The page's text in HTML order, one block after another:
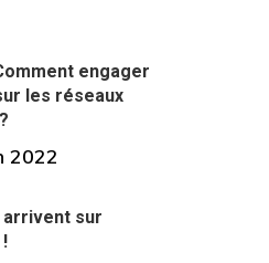
engager
les réseaux
2022
arrivent sur